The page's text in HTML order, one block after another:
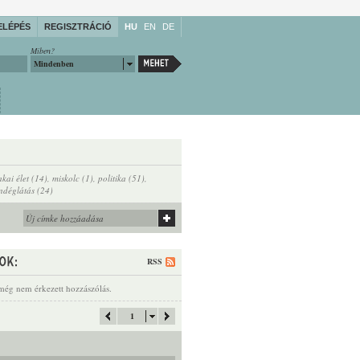
REGISZTRÁCIÓ HU EN DE
Miben?
Mindenben
élet (14), miskolc (1), politika (51),
(24)
RSS
nem érkezett hozzászólás.
1